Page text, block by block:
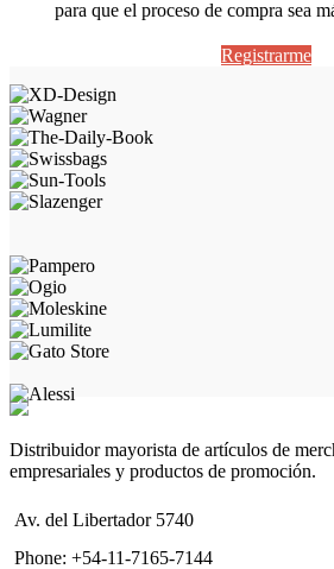
para que el proceso de compra sea
Registrarme
Distribuidor mayorista de artículos de
empresariales y productos de promoción.
Av. del Libertador 5740
Phone: +54-11-7165-7144